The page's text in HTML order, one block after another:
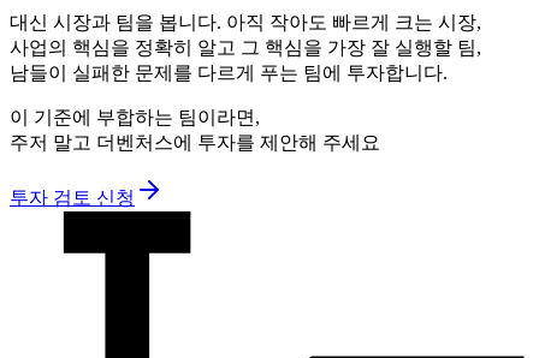
대신 시장과 팀을 봅니다. 아직 작아도 빠르게 크는 시장,
사업의 핵심을 정확히 알고 그 핵심을 가장 잘 실행할 팀,
남들이 실패한 문제를 다르게 푸는 팀에 투자합니다.
이 기준에 부합하는 팀이라면,
주저 말고 더벤처스에 투자를 제안해 주세요
투자 검토 신청